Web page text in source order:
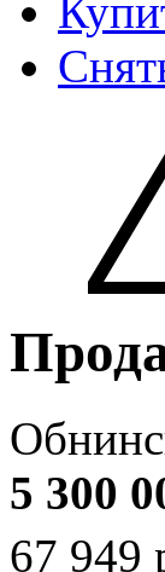
5 300
67 949